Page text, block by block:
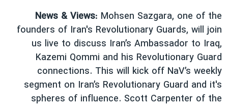
جستجوویژه برنامه‌ها
ویدیوها
فرهنگ و زندگی
اقتصادی
بایگانی برنامه‌های تلویزیونی
مستندها
حمله جمهوری اسلامی به اسرائیل
یادگیری زبان انگلیسی
دنبال کنید
News & Views: Mohsen Sazgara, one of the
founders of Iran's Revolutionary Guards, will join
us live to discuss Iran’s Ambassador to Iraq,
Kazemi Qommi and his Revolutionary Guard
connections. This will kick off NaV’s weekly
segment on Iran’s Revolutionary Guard and it's
spheres of influence. Scott Carpenter of the